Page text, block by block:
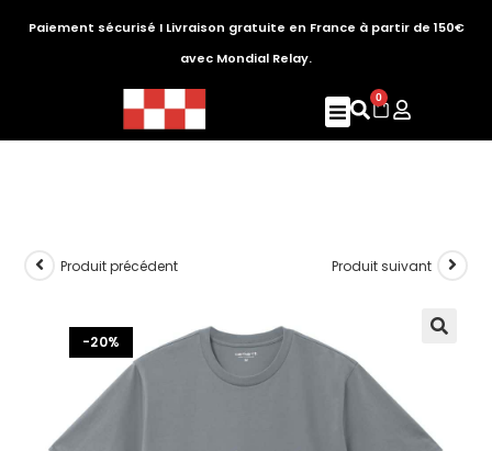
Paiement sécurisé I Livraison gratuite en France à partir de 150€
avec Mondial Relay.
0
-20%
Produit précédent Produit suivant